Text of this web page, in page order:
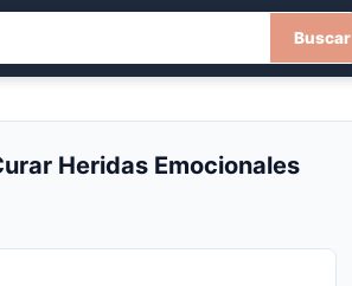
Buscar
Heridas Emocionales